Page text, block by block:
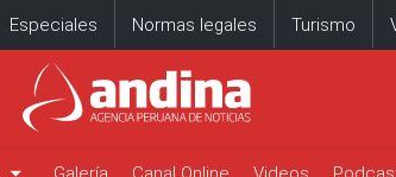
Especiales Normas legales Turismo